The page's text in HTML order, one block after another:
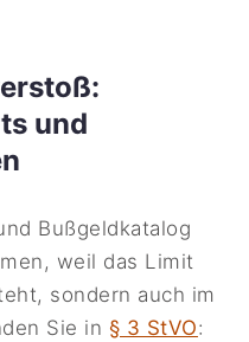
und
Bußgeldkatalog
weil das Limit
sondern auch im
Sie in § 3 StVO: